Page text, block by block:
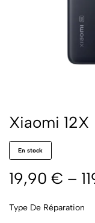
Xiaomi 12X
En stock
19,90 € –
Type De Réparation